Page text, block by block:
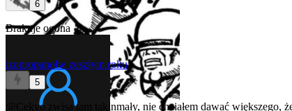
6
Brakuje ogona
izopropanolw zeszłym roku
5
@Cekyo zwisa tam takinmały, nie chciałem dawać większego,